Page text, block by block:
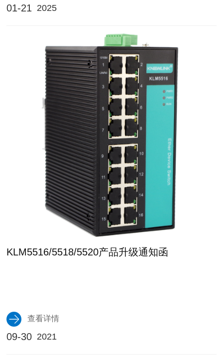
01-21 2025
KLM5516/5518/5520产品升级通知函
查看详情
09-30 2021